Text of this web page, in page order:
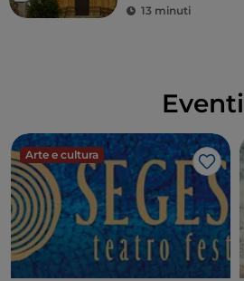
13 minuti
Eventi
Arte e cultura
Like